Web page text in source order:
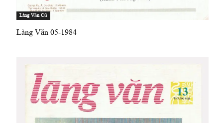
Làng Văn Cũ
Làng Văn 05-1984